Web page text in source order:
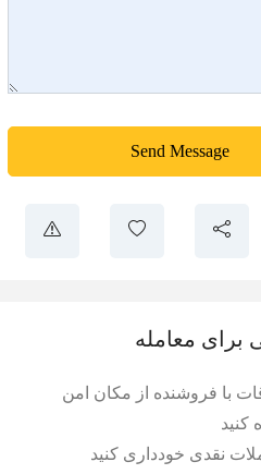
Send Message
برای معامله
با فروشنده از مکان امن
کنید
نقدی خودداری کنید